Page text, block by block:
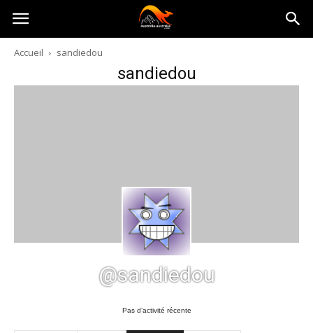
Australia-
australie.com
Accueil sandiedou
sandiedou
@sandiedou
Pas d’activité récente